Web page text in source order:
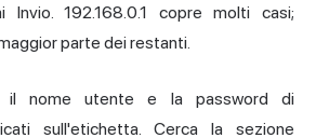
Invio. 192.168.0.1 copre molti casi;
parte dei restanti.
il nome utente e la password di
sull'etichetta. Cerca la sezione